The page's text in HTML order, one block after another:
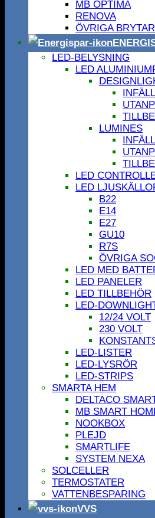
MB OPTIMA
RENOVA
ÖVRIGA
LED-BELYSNING
LED
LUMINES
LED
LED
B22
E14
E27
GU10
R7S
ÖVRIGA
LED MED
LED PANELER
LED TILLBEHÖR
LED-
12/24 VOLT
230 VOLT
LED-LISTER
LED-LYSRÖR
LED-STRIPS
SMARTA HEM
DELTACO
MB SMART
NOOKBOX
PLEJD
SMARTLIFE
SYSTEM NEXA
SOLCELLER
TERMOSTATER
VATTENBESPARING
VVS